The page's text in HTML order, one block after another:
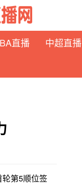
直播 中超直播
第5顺位签